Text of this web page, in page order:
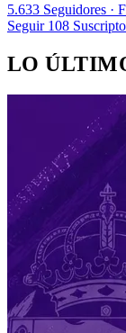
5.633 Seguidores ·
Seguir 108
LO